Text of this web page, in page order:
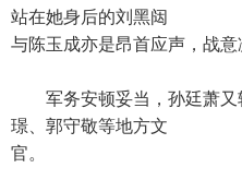
站在她身后的刘黑闼
与陈玉成亦是昂首应声，战意
军务安顿妥当，孙廷萧又
璟、郭守敬等地方文
官。